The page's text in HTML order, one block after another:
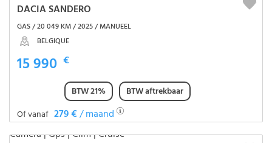
DACIA SANDERO
GAS / 20 049 KM / 2025 / MANUEEL
BELGIQUE
15 990 €
BTW 21%
BTW aftrekbaar
Of vanaf 279 €/ maand